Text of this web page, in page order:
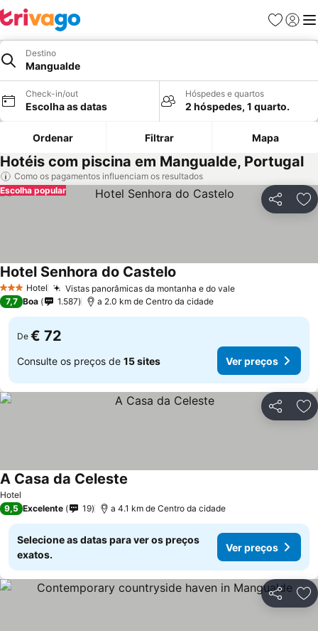
Favoritos
Iniciar
Destino
Mangualde
Check-in/out
Escolha as datas
Hóspedes e quartos
2 hóspedes, 1 quarto.
Ordenar Filtrar Mapa
Hotéis com piscina em Mangualde, Portugal
Como os pagamentos influenciam os resultados
Partilhar
Escolha popular
3 EstrelasHotel Vistas panorâmicas da montanha e do vale
Hotel Senhora do Castelo
7,7 Boa 1.587 a 2.0 km de Centro da cidade
De € 72
Consulte os preços de 15 sites Ver preços
Partilhar
Hotel
A Casa da Celeste
9,5 Excelente 19 a 4.1 km de Centro da cidade
Selecione as datas para ver os preços
exatos.
Ver preços
Partilhar